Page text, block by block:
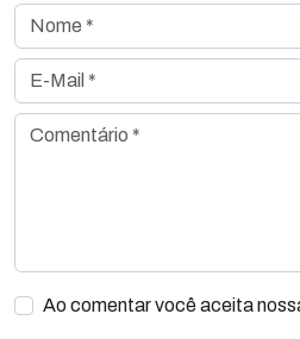
Nome *
E-Mail *
Comentário *
Ao comentar você aceita